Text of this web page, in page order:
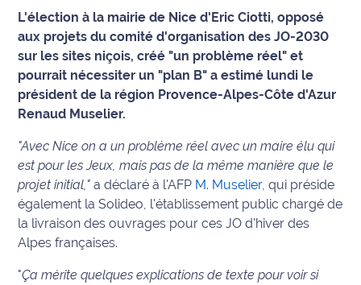
Éducation
Emploi
Environnement
route
Justice
Loisirs
L'élection à la mairie de Nice d'Eric Ciotti, opposé
aux projets du comité d'organisation des JO-2030
sur les sites niçois, créé "un problème réel" et
pourrait nécessiter un "plan B" a estimé lundi le
président de la région Provence-Alpes-Côte d'Azur
Renaud Muselier.
"Avec Nice on a un problème réel avec un maire élu qui
est pour les Jeux, mais pas de la même manière que le
projet initial," a déclaré à l'AFP M. Muselier,qui préside
également la Solideo, l'établissement public chargé de
la livraison des ouvrages pour ces JO d'hiver des
Alpes françaises.
"Ça mérite quelques explications de texte pour voir si